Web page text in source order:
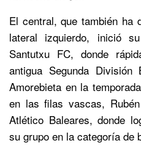
El central, que también ha
lateral izquierdo, inició
Santutxu FC, donde
antigua Segunda
Amorebieta en la
en las filas vascas,
Atlético Baleares, donde
su grupo en la categoría de